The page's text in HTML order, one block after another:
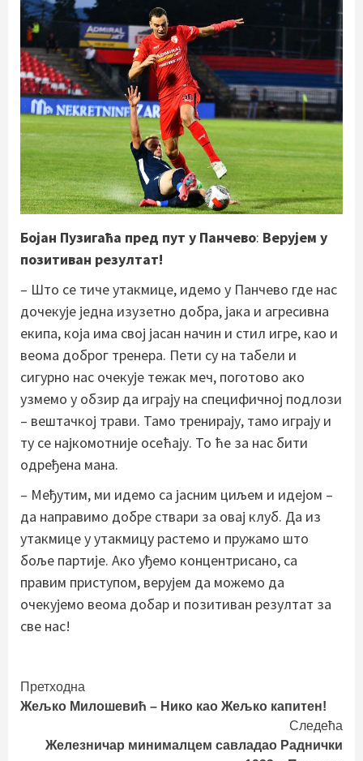
Бојан Пузигаћа пред пут у Панчево: Верујем у
позитиван резултат!
– Што се тиче утакмице, идемо у Панчево где нас
дочекује једна изузетно добра, јака и агресивна
екипа, која има свој јасан начин и стил игре, као и
веома доброг тренера. Пети су на табели и
сигурно нас очекује тежак меч, поготово ако
узмемо у обзир да играју на специфичној подлози
– вештачкој трави. Тамо тренирају, тамо играју и
ту се најкомотније осећају. То ће за нас бити
одређена мана.
– Међутим, ми идемо са јасним циљем и идејом –
да направимо добре ствари за овај клуб. Да из
утакмице у утакмицу растемо и пружамо што
боље партије. Ако уђемо концентрисано, са
правим приступом, верујем да можемо да
очекујемо веома добар и позитиван резултат за
све нас!
Continue
Reading
Претходна
Жељко Милошевић – Нико као Жељко капитен!
Следећа
Железничар минималцем савладао Раднички